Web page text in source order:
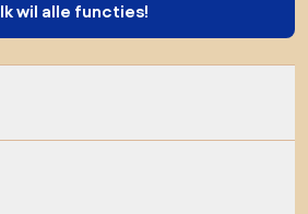
Ik wil alle functies!